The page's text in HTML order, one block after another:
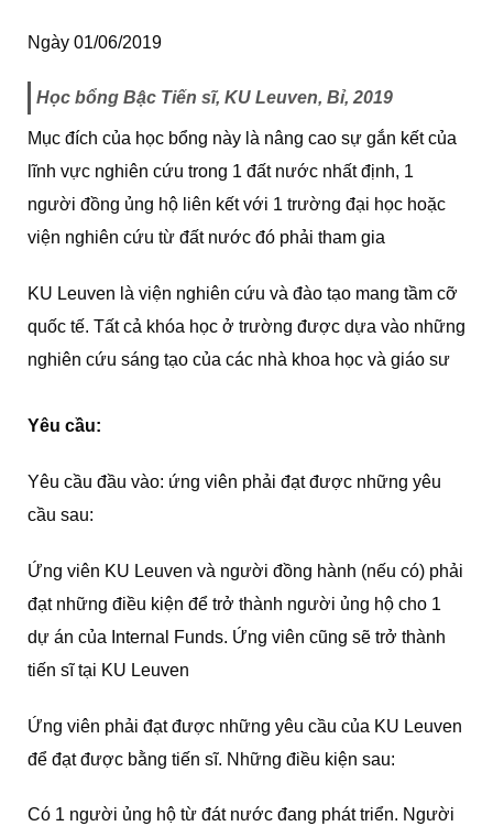
Ngày 01/06/2019
Học bổng Bậc Tiến sĩ, KU Leuven, Bỉ, 2019
Mục đích của học bổng này là nâng cao sự gắn kết của
lĩnh vực nghiên cứu trong 1 đất nước nhất định, 1
người đồng ủng hộ liên kết với 1 trường đại học hoặc
viện nghiên cứu từ đất nước đó phải tham gia
KU Leuven là viện nghiên cứu và đào tạo mang tầm cỡ
quốc tế. Tất cả khóa học ở trường được dựa vào những
nghiên cứu sáng tạo của các nhà khoa học và giáo sư
Yêu cầu:
Yêu cầu đầu vào: ứng viên phải đạt được những yêu
cầu sau:
Ứng viên KU Leuven và người đồng hành (nếu có) phải
đạt những điều kiện để trở thành người ủng hộ cho 1
dự án của Internal Funds. Ứng viên cũng sẽ trở thành
tiến sĩ tại KU Leuven
Ứng viên phải đạt được những yêu cầu của KU Leuven
để đạt được bằng tiến sĩ. Những điều kiện sau:
Có 1 người ủng hộ từ đát nước đang phát triển. Người